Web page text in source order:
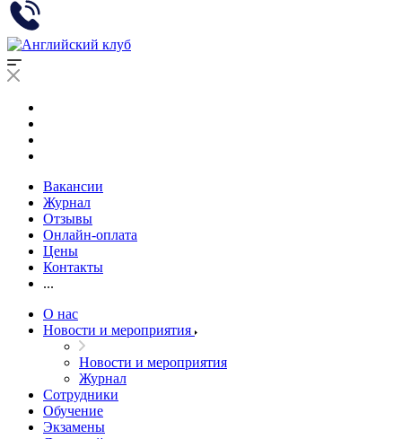
Вакансии
Журнал
Отзывы
Онлайн-оплата
Цены
Контакты
...
О нас
Новости и мероприятия
Новости и мероприятия
Журнал
Сотрудники
Обучение
Экзамены